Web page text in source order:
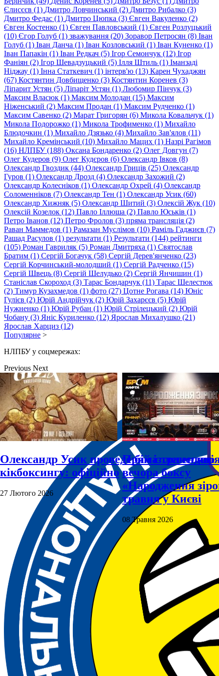
Єлисєєв (1) Дмитро Ловчинський (2) Дмитро Рибалко (3)
Дмитро Федас (1) Дмитро Цюпка (3) Євген Вакуленко (2)
Євген Костенко (1) Євген Павловський (1) Євген Розлуцький
(10) Єгор Голуб (1) зважування (20) Зоравор Петросян (8) Іван
Голуб (1) Іван Данча (1) Іван Козловський (1) Іван Куненко (1)
Іван Папакін (1) Іван Редкач (5) Ігор Семончук (12) Ігор
Фаніян (2) Ігор Шевадзуцький (5) Ілля Штиль (1) Іманзаді
Нiджау (1) Інна Статкевич (1) інтерв'ю (13) Карен Чухаджян
(67) Костянтин Довбищенко (3) Костянтин Коренев (3)
Ліпарит Устян (5) Ліпаріт Устян (1) Любомир Пінчук (3)
Максим Власюк (1) Максим Молодан (15) Максим
Ніженський (2) Максим Продан (1) Максим Рудченко (1)
Максим Савенко (2) Марат Григорян (6) Микола Ковальчук (1)
Микола Подорожко (1) Микола Трофименко (1) Михайло
Блюдочкин (1) Михайло Дзязько (4) Михайло Зав'ялов (11)
Михайло Кремiнський (10) Михайло Мацих (1) Назрі Рагімов
(16) НЛПБУ (188) Оксана Бондаренко (2) Олег Довгун (7)
Олег Кудеров (9) Олег Кудєров (6) Олександр Iвков (8)
Олександр Гвоздик (44) Олександр Гриців (25) Олександр
Гуров (1) Олександр Дрозд (4) Олександр Захожий (2)
Олександр Колесніков (1) Олександр Охрей (4) Олександр
Соломенніков (7) Олександр Тен (1) Олександр Усик (60)
Олександр Хижняк (5) Олександр Шитий (3) Олексій Жук (10)
Олексій Козелок (12) Павло Іллюша (2) Павло Юськів (1)
Петро Іванов (12) Петро Фролов (3) пряма трансляція (2)
Раван Маммедов (1) Рамазан Муслiмов (10) Раміль Гаджиєв (7)
Рашад Расулов (1) результати (1) Результати (144) рейтинги
(105) Роман Гавриляк (5) Роман Дмитряха (1) Святослав
Братим (1) Сергій Богачук (58) Сергій Дерев'янченко (23)
Сергій Корчинський-молодший (1) Сергій Радченко (15)
Сергій Швець (8) Сергій Шелудько (2) Сергій Янчишин (1)
Станіслав Скороход (3) Тарас Бондарчук (11) Тарас Шелестюк
(2) Тимур Кузахмедов (1) фото (27) Цотне Рогава (14) Юнiс
Гулієв (2) Юрій Андрійчук (2) Юрій Захарєєв (5) Юрій
Нужненко (1) Юрій Рубан (1) Юрій Стрілецький (2) Юрій
Чобану (3) Янiс Куриленко (12) Ярослав Михалушко (21)
Ярослав Харциз (12)
Популярне >
НЛПБУ у соцмережах:
Previous Next
Олександр Усик проведе бій із легендою
кікбоксингу: офіційно
27 Лютого 2026
Пряма
вечора боксу
«Народження
травня у Києві
08 Травня 2026